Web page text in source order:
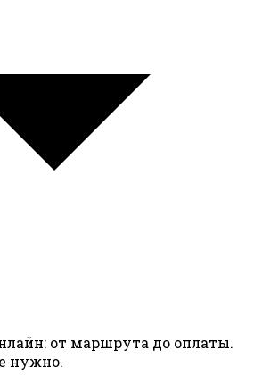
от маршрута до оплаты.
нужно.